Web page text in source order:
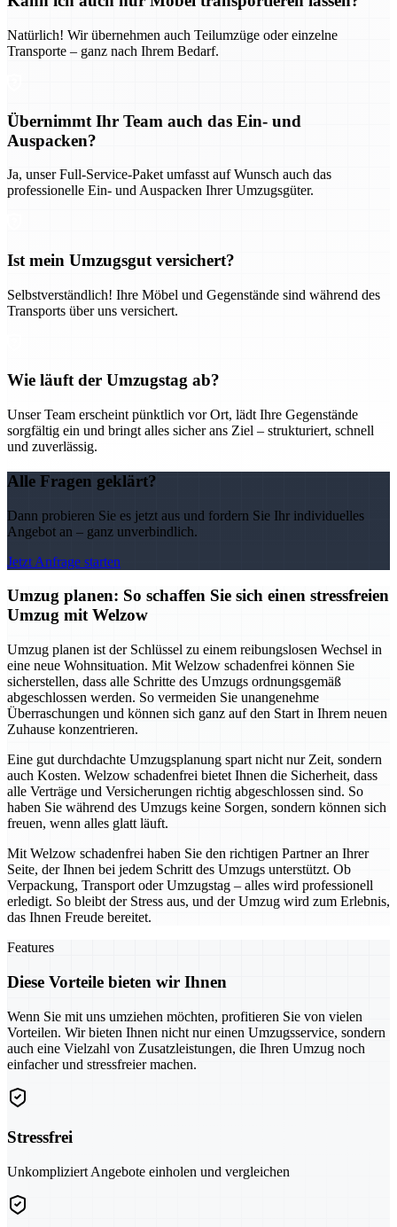
Natürlich! Wir übernehmen auch Teilumzüge oder einzelne
Transporte – ganz nach Ihrem Bedarf.
Übernimmt Ihr Team auch das Ein- und
Auspacken?
Ja, unser Full-Service-Paket umfasst auf Wunsch auch das
professionelle Ein- und Auspacken Ihrer Umzugsgüter.
Ist mein Umzugsgut versichert?
Selbstverständlich! Ihre Möbel und Gegenstände sind während des
Transports über uns versichert.
Wie läuft der Umzugstag ab?
Unser Team erscheint pünktlich vor Ort, lädt Ihre Gegenstände
sorgfältig ein und bringt alles sicher ans Ziel – strukturiert, schnell
und zuverlässig.
Alle Fragen geklärt?
Dann probieren Sie es jetzt aus und fordern Sie Ihr individuelles
Angebot an – ganz unverbindlich.
Jetzt Anfrage starten
Umzug planen: So schaffen Sie sich einen stressfreien
Umzug mit Welzow
Umzug planen ist der Schlüssel zu einem reibungslosen Wechsel in
eine neue Wohnsituation. Mit Welzow schadenfrei können Sie
sicherstellen, dass alle Schritte des Umzugs ordnungsgemäß
abgeschlossen werden. So vermeiden Sie unangenehme
Überraschungen und können sich ganz auf den Start in Ihrem neuen
Zuhause konzentrieren.
Eine gut durchdachte Umzugsplanung spart nicht nur Zeit, sondern
auch Kosten. Welzow schadenfrei bietet Ihnen die Sicherheit, dass
alle Verträge und Versicherungen richtig abgeschlossen sind. So
haben Sie während des Umzugs keine Sorgen, sondern können sich
freuen, wenn alles glatt läuft.
Mit Welzow schadenfrei haben Sie den richtigen Partner an Ihrer
Seite, der Ihnen bei jedem Schritt des Umzugs unterstützt. Ob
Verpackung, Transport oder Umzugstag – alles wird professionell
erledigt. So bleibt der Stress aus, und der Umzug wird zum Erlebnis,
das Ihnen Freude bereitet.
Features
Diese Vorteile bieten wir Ihnen
Wenn Sie mit uns umziehen möchten, profitieren Sie von vielen
Vorteilen. Wir bieten Ihnen nicht nur einen Umzugsservice, sondern
auch eine Vielzahl von Zusatzleistungen, die Ihren Umzug noch
einfacher und stressfreier machen.
Stressfrei
Unkompliziert Angebote einholen und vergleichen